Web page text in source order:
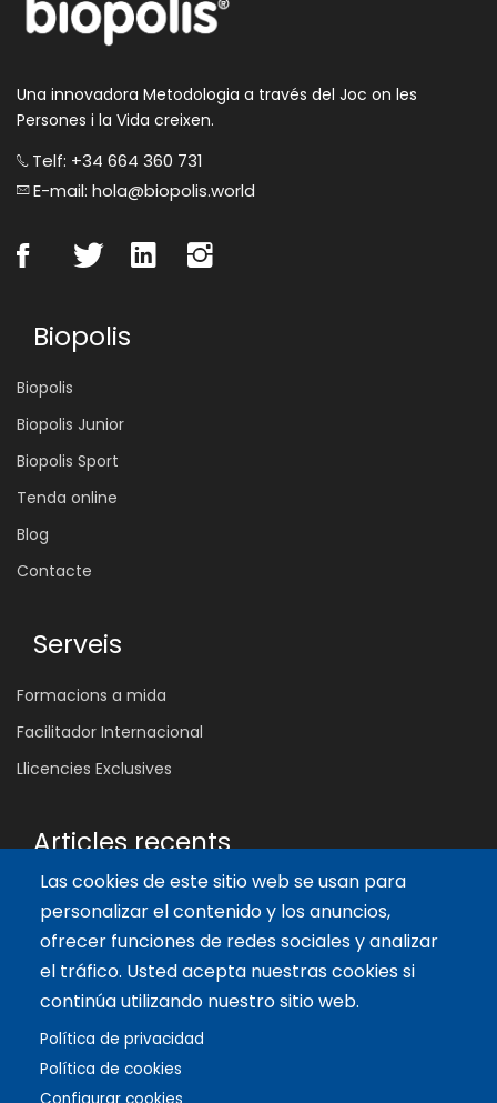
Las cookies de este sitio web se usan para
personalizar el contenido y los anuncios,
ofrecer funciones de redes sociales y analizar
el tráfico. Usted acepta nuestras cookies si
continúa utilizando nuestro sitio web.
Política de privacidad
Política de cookies
Una innovadora Metodologia a través del Joc on les
Persones i la Vida creixen.
Telf: +34 664 360 731
E-mail: hola@biopolis.world
Biopolis
Biopolis
Biopolis Junior
Biopolis Sport
Tenda online
Blog
Contacte
Serveis
Formacions a mida
Facilitador Internacional
Llicencies Exclusives
Articles recents
Les 5 Competències Clau que Transformen l'Aula: Inspira,
Connecta i Empodera
11 oct. 2024
Beneficis del Joc en l'Aprenentatge per a Adolescents
9 ag. 2024
Les 5 etapes en l'evolució del Networking